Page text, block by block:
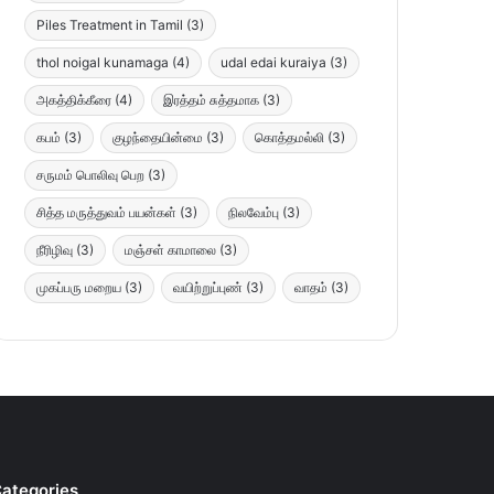
Piles Treatment in Tamil (3)
thol noigal kunamaga (4) udal edai kuraiya (3)
அகத்திக்கீரை (4) இரத்தம் சுத்தமாக (3)
கபம் (3) குழந்தையின்மை (3) கொத்தமல்லி (3)
சருமம் பொலிவு பெற (3)
சித்த மருத்துவம் பயன்கள் (3) நிலவேம்பு (3)
நீரிழிவு (3) மஞ்சள் காமாலை (3)
முகப்பரு மறைய (3) வயிற்றுப்புண் (3) வாதம் (3)